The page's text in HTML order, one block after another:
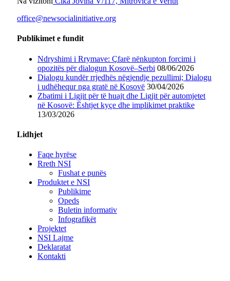
office@newsocialinitiative.org
Publikimet e fundit
Ndryshimi i Rrymave: Çfarë nënkupton forcimi i
opozitës për dialogun Kosovë–Serbi 08/06/2026
Dialogu kundër rrjedhës nëgjendje pezullimi; Dialogu
i udhëhequr nga gratë në Kosovë 30/04/2026
Zbatimi i Ligjit për të huajt dhe Ligjit për automjetet
në Kosovë: Ështjet kyçe dhe implikimet praktike
13/03/2026
Lidhjet
Faqe hyrëse
Rreth NSI
Fushat e punës
Produktet e NSI
Publikime
Opeds
Buletin informativ
Infografikët
Projektet
NSI Lajme
Deklaratat
Kontakti